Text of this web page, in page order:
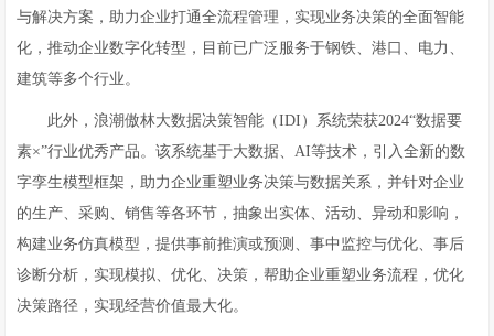
与解决方案，助力企业打通全流程管理，实现业务决策的全面智能
化，推动企业数字化转型，目前已广泛服务于钢铁、港口、电力、
建筑等多个行业。
此外，浪潮傲林大数据决策智能（IDI）系统荣获2024“数据要
素×”行业优秀产品。该系统基于大数据、AI等技术，引入全新的数
字孪生模型框架，助力企业重塑业务决策与数据关系，并针对企业
的生产、采购、销售等各环节，抽象出实体、活动、异动和影响，
构建业务仿真模型，提供事前推演或预测、事中监控与优化、事后
诊断分析，实现模拟、优化、决策，帮助企业重塑业务流程，优化
决策路径，实现经营价值最大化。